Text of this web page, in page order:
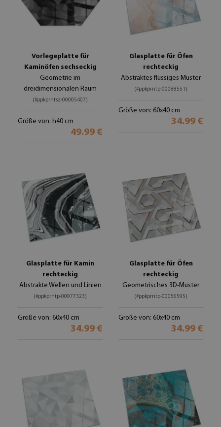
Vorlegeplatte für
Kaminöfen sechseckig
Geometrie im
dreidimensionalen Raum
(#ppkprntsz-00005407)
Größe von: h40 cm
49.99 €
Glasplatte für Öfen
rechteckig
Abstraktes flüssiges Muster
(#ppkprntp-00088551)
Größe von: 60x40 cm
34.99 €
Glasplatte für Kamin
rechteckig
Abstrakte Wellen und Linien
(#ppkprntp-00077323)
Größe von: 60x40 cm
34.99 €
Glasplatte für Öfen
rechteckig
Geometrisches 3D-Muster
(#ppkprntp-00056595)
Größe von: 60x40 cm
34.99 €